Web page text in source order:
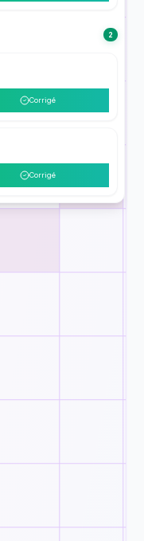
2
Corrigé
Corrigé